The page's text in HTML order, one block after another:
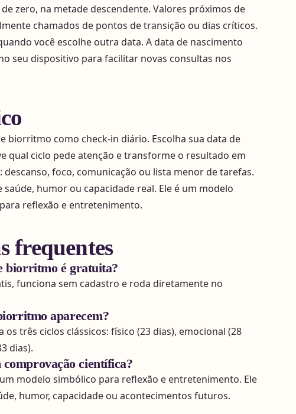
zero, na metade descendente. Valores próximos de
chamados de pontos de transição ou dias críticos.
você escolhe outra data. A data de nascimento
seu dispositivo para facilitar novas consultas nos
biorritmo como check-in diário. Escolha sua data de
qual ciclo pede atenção e transforme o resultado em
descanso, foco, comunicação ou lista menor de tarefas.
humor ou capacidade real. Ele é um modelo
reflexão e entretenimento.
frequentes
biorritmo é gratuita?
funciona sem cadastro e roda diretamente no
aparecem?
os três ciclos clássicos: físico (23 dias), emocional (28
dias).
científica?
modelo simbólico para reflexão e entretenimento. Ele
humor, capacidade ou acontecimentos futuros.